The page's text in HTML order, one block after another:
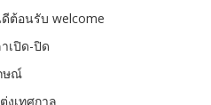
ต้อนรับ welcome
เปิด-ปิด
ษณ์
งเทศกาล